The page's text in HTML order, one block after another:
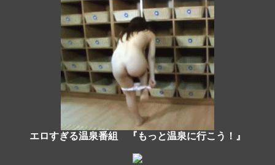
エロすぎる温泉番組 『もっと温泉に行こう！』